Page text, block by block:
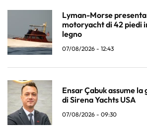
Lyman-Morse
motoryacht di 42 piedi
legno
07/08/2026 - 12:43
Ensar Çabuk assume
di Sirena Yachts USA
07/08/2026 - 09:30